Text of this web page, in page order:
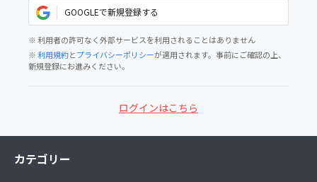
GOOGLEで新規登録する
※ 利用者の許可なく外部サービスを利用されることはありません
※利用規約とプライバシーポリシーが適用されます。事前にご確認の上、
新規登録にお進みください。
ログインはこちら
カテゴリー